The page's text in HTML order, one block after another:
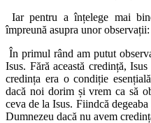
Iar pentru a înțelege mai
împreună asupra unor observații:
În primul rând am putut
Isus. Fără această credință,
credința era o condiție
dacă noi dorim și vrem ca să
ceva de la Isus. Fiindcă
Dumnezeu dacă nu avem